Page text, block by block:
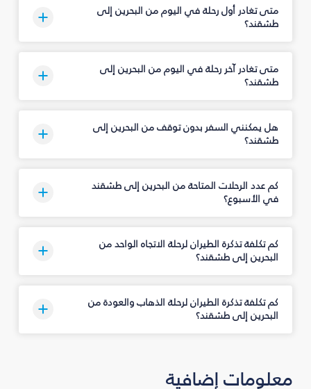
متى تغادر أول رحلة في اليوم من البحرين إلى
طشقند؟
متى تغادر آخر رحلة في اليوم من البحرين إلى
طشقند؟
هل يمكنني السفر بدون توقف من البحرين إلى
طشقند؟
كم عدد الرحلات المتاحة من البحرين إلى طشقند
في الأسبوع؟
كم تكلفة تذكرة الطيران لرحلة الاتجاه الواحد من
البحرين إلى طشقند؟
كم تكلفة تذكرة الطيران لرحلة الذهاب والعودة من
البحرين إلى طشقند؟
معلومات إضافية